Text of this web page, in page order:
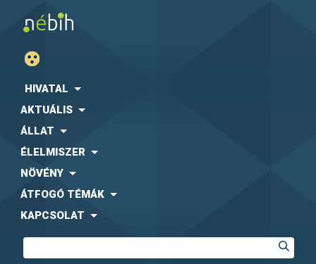
HIVATAL
AKTUÁLIS
ÁLLAT
ÉLELMISZER
NÖVÉNY
ÁTFOGÓ TÉMÁK
KAPCSOLAT